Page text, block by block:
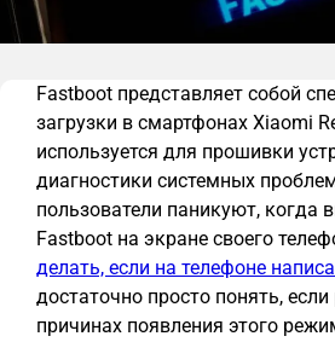
Fastboot представляет собой
загрузки в смартфонах Xiaomi
используется для прошивки
диагностики системных
пользователи паникуют, когда
Fastboot на экране своего
делать, если на телефоне
достаточно просто понять,
причинах появления этого